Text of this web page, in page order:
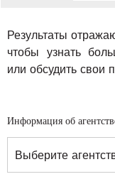
Результаты
чтобы узнать
или обсудить свои
Информация об